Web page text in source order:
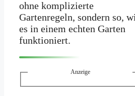
ohne komplizierte
Gartenregeln, sondern so,
es in einem echten Garten
funktioniert.
Anzeige